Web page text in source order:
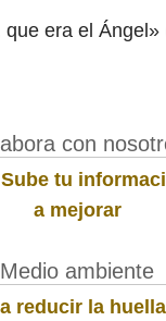
era el Ángel»
con
Sube tu
a mejorar
Medio ambiente
reducir la